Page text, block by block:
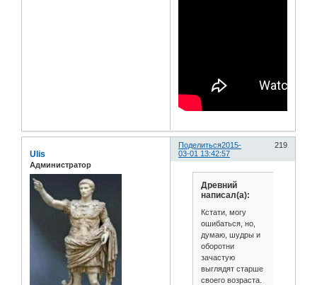
Поделиться 219
2015-
03-01 13:42:57
Ulis
Администратор
Древний
написал(а):
Кстати, могу
ошибаться, но,
думаю, шудры и
оборотни
зачастую
выглядят старше
своего возраста.